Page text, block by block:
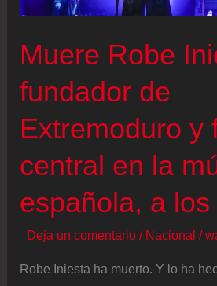
Muere Robe
fundador de
Extremoduro y
central en la
española, a
Deja un comentario / Nacional /
Robe Iniesta ha muerto. Y lo ha